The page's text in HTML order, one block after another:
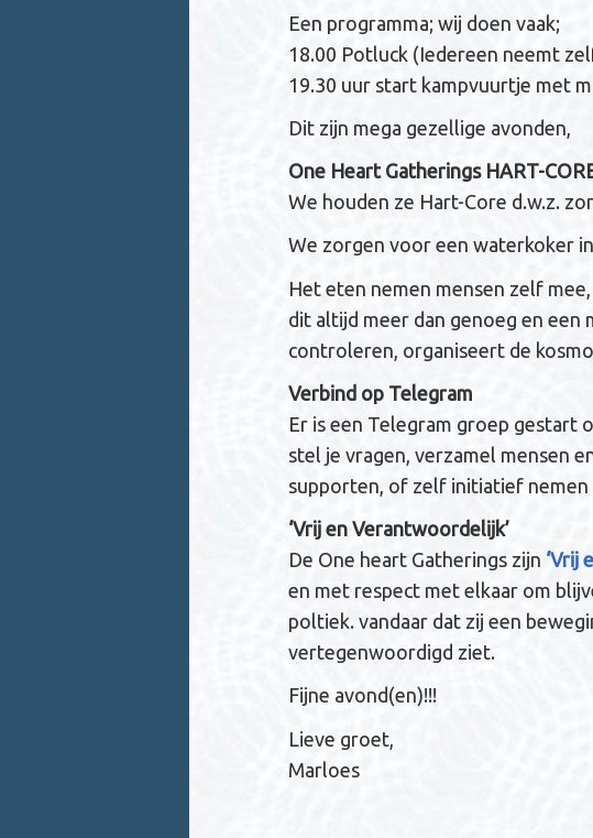
Een programma; wij doen vaak;
18.00 Potluck (Iedereen neemt
19.30 uur start kampvuurtje met
Dit zijn mega gezellige avonden,
One Heart Gatherings HART-
We houden ze Hart-Core d.w.z.
We zorgen voor een waterkoker
Het eten nemen mensen zelf
dit altijd meer dan genoeg en
controleren, organiseert de
Verbind op Telegram
Er is een Telegram groep gestart
stel je vragen, verzamel mensen
supporten, of zelf initiatief
‘Vrij en Verantwoordelijk’
De One heart Gatherings zijn ‘Vrij
en met respect met elkaar om
poltiek. vandaar dat zij een
vertegenwoordigd ziet.
Fijne avond(en)!!!
Lieve groet,
Marloes